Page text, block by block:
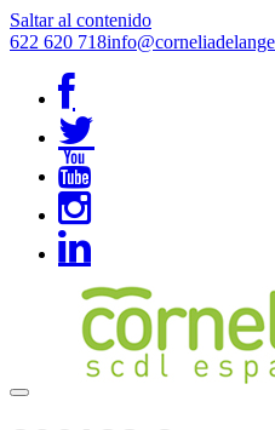
Saltar al contenido
622 620 718